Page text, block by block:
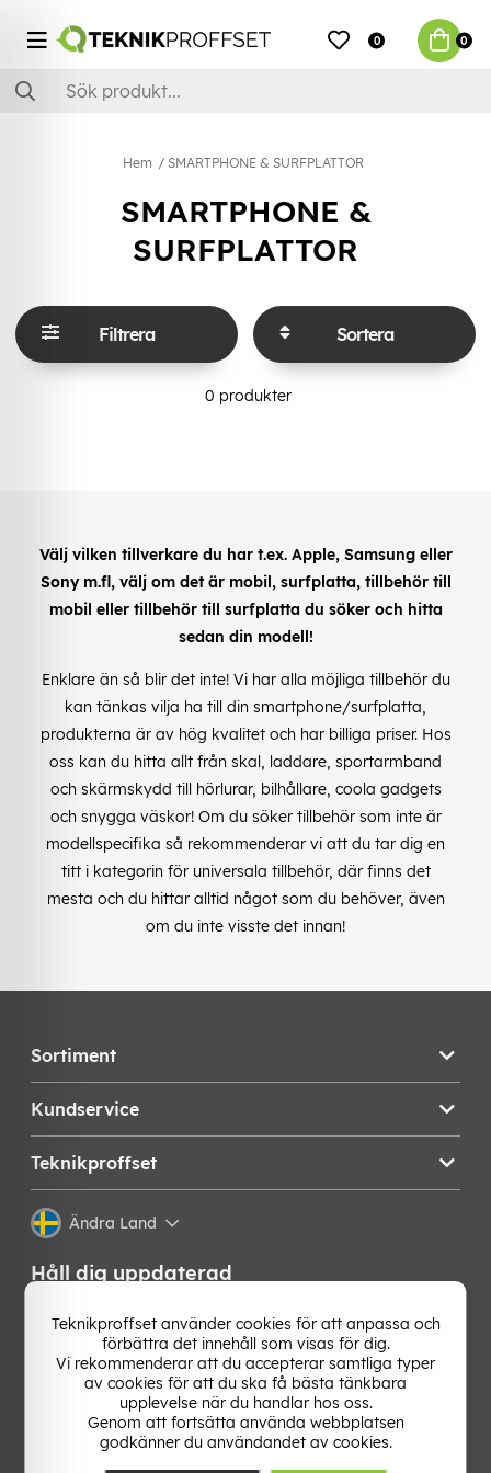
0 0
Hem SMARTPHONE & SURFPLATTOR
SMARTPHONE &
SURFPLATTOR
Filtrera Sortera
0 produkter
Välj vilken tillverkare du har t.ex. Apple, Samsung eller
Sony m.fl, välj om det är mobil, surfplatta, tillbehör till
mobil eller tillbehör till surfplatta du söker och hitta
sedan din modell!
Enklare än så blir det inte! Vi har alla möjliga tillbehör du
kan tänkas vilja ha till din smartphone/surfplatta,
produkterna är av hög kvalitet och har billiga priser. Hos
oss kan du hitta allt från skal, laddare, sportarmband
och skärmskydd till hörlurar, bilhållare, coola gadgets
och snygga väskor! Om du söker tillbehör som inte är
modellspecifika så rekommenderar vi att du tar dig en
titt i kategorin för universala tillbehör, där finns det
mesta och du hittar alltid något som du behöver, även
om du inte visste det innan!
Sortiment
Kundservice
Teknikproffset
Ändra Land
Håll dig uppdaterad
Få de senaste nyheterna, hetaste erbjudandena och
bästa tipsen från oss direkt i din mejlkorg. Signa upp på
vårt nyhetsbrev!
Teknikproffset använder cookies för att anpassa och
förbättra det innehåll som visas för dig.
Vi rekommenderar att du accepterar samtliga typer
av cookies för att du ska få bästa tänkbara
upplevelse när du handlar hos oss.
Genom att fortsätta använda webbplatsen
godkänner du användandet av cookies.